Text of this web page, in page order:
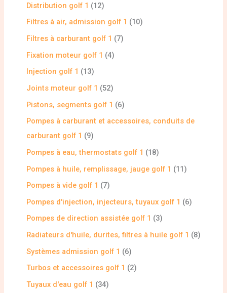
Distribution golf 1
12
Filtres à air, admission golf 1
10
Filtres à carburant golf 1
7
Fixation moteur golf 1
4
Injection golf 1
13
Joints moteur golf 1
52
Pistons, segments golf 1
6
Pompes à carburant et accessoires, conduits de
carburant golf 1
9
Pompes à eau, thermostats golf 1
18
Pompes à huile, remplissage, jauge golf 1
11
Pompes à vide golf 1
7
Pompes d'injection, injecteurs, tuyaux golf 1
6
Pompes de direction assistée golf 1
3
Radiateurs d'huile, durites, filtres à huile golf 1
8
Systèmes admission golf 1
6
Turbos et accessoires golf 1
2
Tuyaux d'eau golf 1
34